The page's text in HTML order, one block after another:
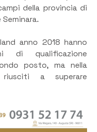
della provincia di
anno 2018 hanno
di qualificazione
posto, ma nella
riusciti a superare